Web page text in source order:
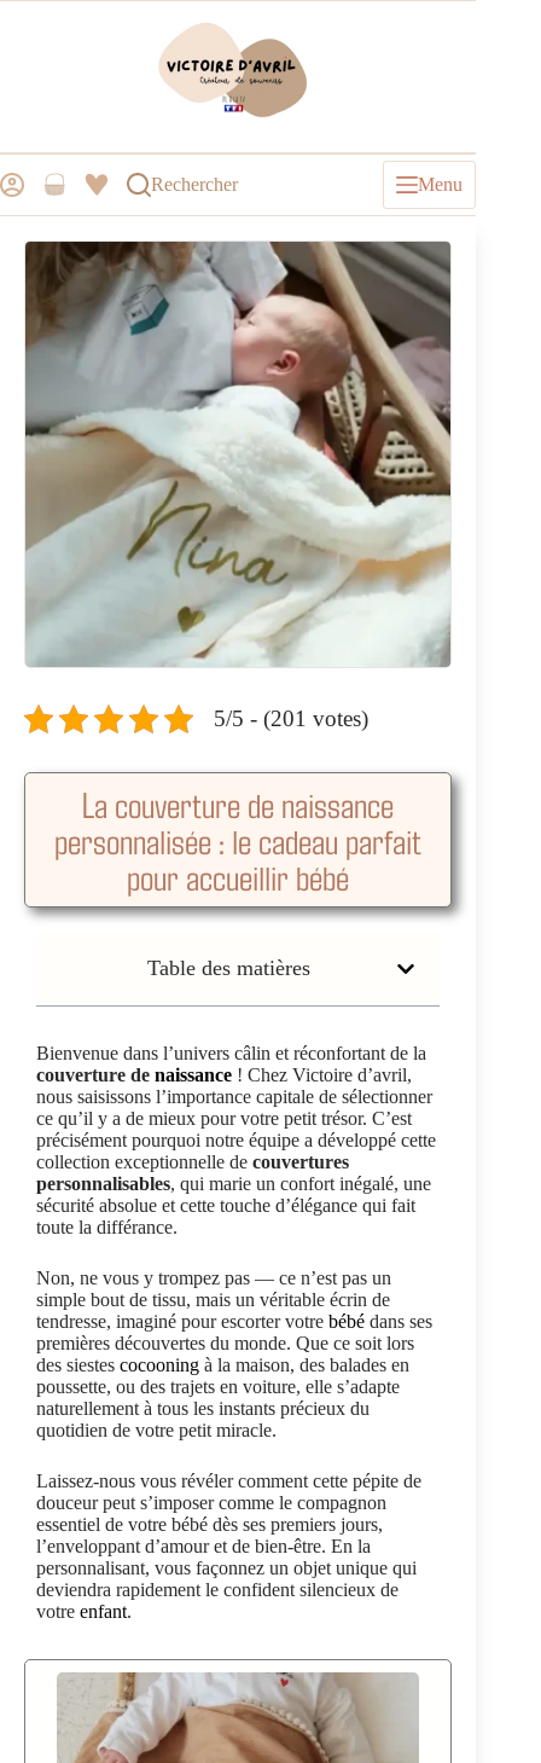
Rechercher Menu
5/5 - (201 votes)
La couverture de naissance
personnalisée : le cadeau parfait
pour accueillir bébé
Table des matières
Bienvenue dans l’univers câlin et réconfortant de la
couverture de naissance ! Chez Victoire d’avril,
nous saisissons l’importance capitale de sélectionner
ce qu’il y a de mieux pour votre petit trésor. C’est
précisément pourquoi notre équipe a développé cette
collection exceptionnelle de couvertures
personnalisables, qui marie un confort inégalé, une
sécurité absolue et cette touche d’élégance qui fait
toute la différance.
Non, ne vous y trompez pas — ce n’est pas un
simple bout de tissu, mais un véritable écrin de
tendresse, imaginé pour escorter votre bébé dans ses
premières découvertes du monde. Que ce soit lors
des siestes cocooning à la maison, des balades en
poussette, ou des trajets en voiture, elle s’adapte
naturellement à tous les instants précieux du
quotidien de votre petit miracle.
Laissez-nous vous révéler comment cette pépite de
douceur peut s’imposer comme le compagnon
essentiel de votre bébé dès ses premiers jours,
l’enveloppant d’amour et de bien-être. En la
personnalisant, vous façonnez un objet unique qui
deviendra rapidement le confident silencieux de
votre enfant.